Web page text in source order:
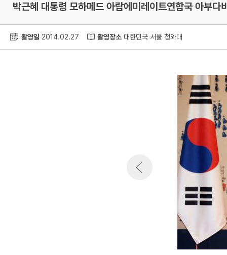
박근혜 대통령 모하메드 아랍에미레이트연합국 아부다
촬영일 2014.02.27 촬영장소 대한민국 서울 청와대